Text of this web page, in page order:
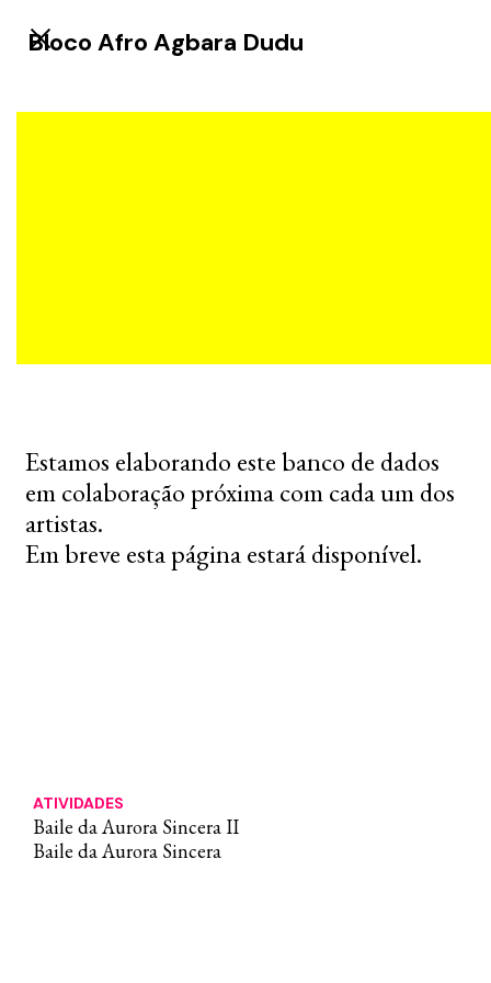
Bloco Afro Agbara Dudu
ATIVIDADES
Baile da Aurora Sincera II
Baile da Aurora Sincera
Estamos elaborando este banco de dados
em colaboração próxima com cada um dos
artistas.
Em breve esta página estará disponível.